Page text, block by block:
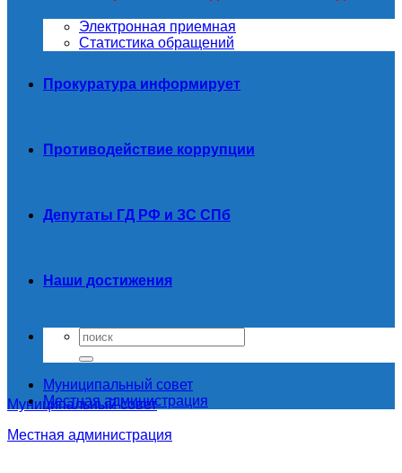
Электронная приемная
Статистика обращений
Прокуратура информирует
Противодействие коррупции
Депутаты ГД РФ и ЗС СПб
Наши достижения
Муниципальный совет
Местная администрация
Муниципальный совет
Местная администрация